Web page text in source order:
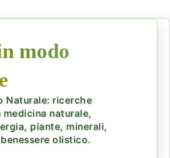
modo
Naturale: ricerche
naturale,
piante, minerali,
olistico.